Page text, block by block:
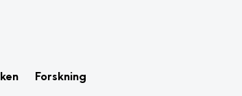
Forskning